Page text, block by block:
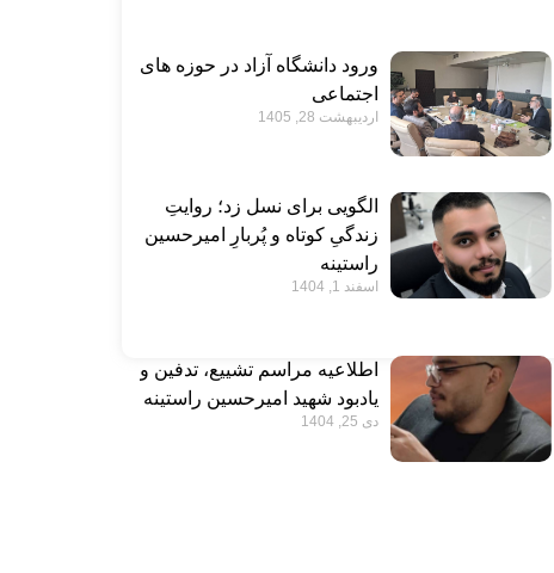
ورود دانشگاه آزاد در حوزه های
اجتماعی
اردیبهشت 28, 1405
الگویی برای نسل زد؛ روایتِ
زندگیِ کوتاه و پُربارِ امیرحسین
راستینه
اسفند 1, 1404
اطلاعیه مراسم تشییع، تدفین و
یادبود شهید امیرحسین راستینه
دی 25, 1404